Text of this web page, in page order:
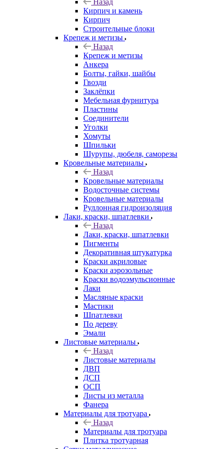
Назад
Кирпич и камень
Кирпич
Строительные блоки
Крепеж и метизы
Назад
Крепеж и метизы
Анкера
Болты, гайки, шайбы
Гвозди
Заклёпки
Мебельная фурнитура
Пластины
Соединители
Уголки
Хомуты
Шпильки
Шурупы, дюбеля, саморезы
Кровельные материалы
Назад
Кровельные материалы
Водосточные системы
Кровельные материалы
Руллонная гидроизоляция
Лаки, краски, шпатлевки
Назад
Лаки, краски, шпатлевки
Пигменты
Декоративная штукатурка
Краски акриловые
Краски аэрозольные
Краски водоэмульсионные
Лаки
Масляные краски
Мастики
Шпатлевки
По дереву
Эмали
Листовые материалы
Назад
Листовые материалы
ДВП
ДСП
ОСП
Листы из металла
Фанера
Материалы для тротуара
Назад
Материалы для тротуара
Плитка тротуарная